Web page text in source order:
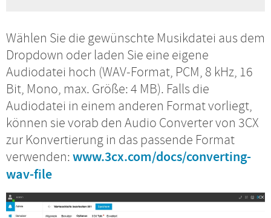
Wählen Sie die gewünschte Musikdatei aus dem
Dropdown oder laden Sie eine eigene
Audiodatei hoch (WAV-Format, PCM, 8 kHz, 16
Bit, Mono, max. Größe: 4 MB). Falls die
Audiodatei in einem anderen Format vorliegt,
können sie vorab den Audio Converter von 3CX
zur Konvertierung in das passende Format
verwenden:www.3cx.com/docs/converting-
wav-file